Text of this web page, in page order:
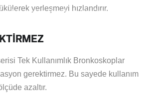
Video Bronkoskop Serisi
yerleşmeyi hızlandırır.
Tek Kullanımlık Bronkoskoplar
gerektirmez. Bu sayede kullanım
azaltır.